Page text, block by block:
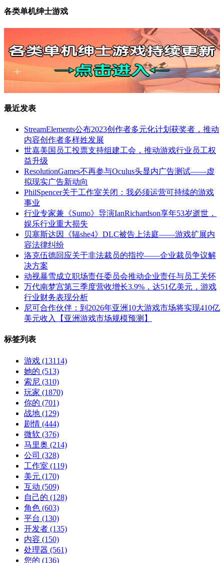
各类单机绅士游戏
最近发表
StreamElements公布2023创作者多元化计划获奖者，推动
内容创作者多样姓发展
世嘉美国员工投票支持组建工会，推动游戏行业员工权
益升级
ResolutionGames不再参与Oculus头显内广告测试——虚
拟现实广告新动向
PhilSpencer关于工作室关闭：我必须运营可持续的游戏
事业
行业专家兼《Sumo》导演IanRichardson享年53岁逝世，
娱乐行业重大损失
贝塞斯达因《辐she4》DLC被告上法庭——游戏扩展内
容法律纠纷
洛克伍德回应关于非法裁员的指控——企业裁员争议解
决方案
动视暴雪成立职场责任委员会推动企业责任与员工关怀
万代南梦宫第三季度营收增长3.9%，达51亿美元，游戏
行业财务表现分析
尼可合作伙伴：到2026年亚洲10大游戏市场将实现410亿
美元收入【亚洲游戏市场规模预测】
标签列表
游戏 (13114)
她的 (513)
索尼 (310)
玩家 (1870)
你的 (701)
战地 (129)
剧情 (444)
微软 (376)
马里奥 (214)
公司 (328)
工作室 (119)
美元 (170)
互动 (509)
自己的 (128)
角色 (603)
平台 (130)
开发者 (135)
内容 (150)
处理器 (561)
您的 (136)